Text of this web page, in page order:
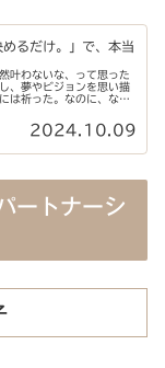
めるだけ。」で、本当
叶わないな、って思った
、夢やビジョンを思い描
は祈った。なのに、なん
2024.10.09
ートナーシ